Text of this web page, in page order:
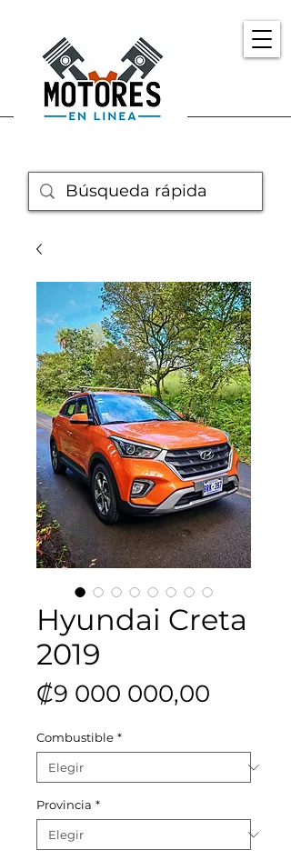
Hyundai Creta
2019
₡9 000 000,00
Combustible *
Provincia *